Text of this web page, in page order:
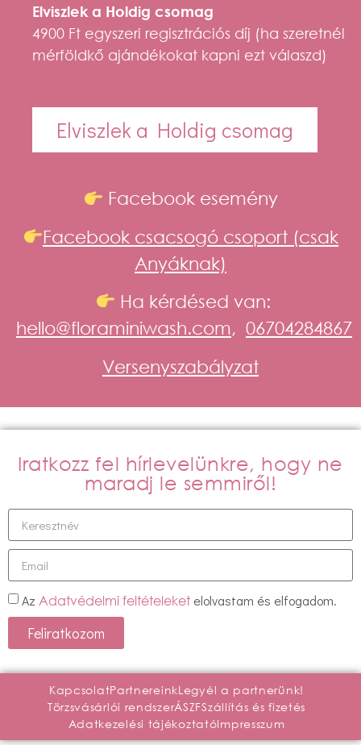
Elviszlek a Holdig csomag
4900 Ft egyszeri regisztrációs díj (ha szeretnél
mérföldkő ajándékokat kapni ezt válaszd)
Elviszlek a Holdig csomag
Facebook esemény
Facebook csacsogó csoport (csak
Anyáknak)
Ha kérdésed van:
hello@floraminiwash.com, 06704284867
Versenyszabályzat
Iratkozz fel hírlevelünkre, hogy ne
maradj le semmiről!
Az Adatvédelmi feltételeket elolvastam és elfogadom.
Feliratkozom
KapcsolatPartnereinkLegyél a partnerünk!
Törzsvásárlói rendszerÁSZFSzállítás és fizetés
Adatkezelési tájékoztatóImpresszum